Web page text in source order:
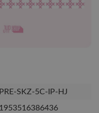
PRE-SKZ-5C-IP-HJ
1953516386436